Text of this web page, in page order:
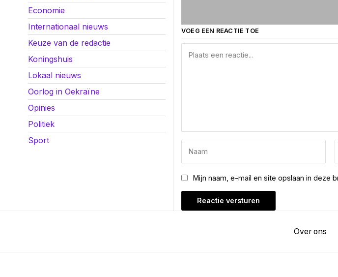
VOEG EEN REACTIE TOE
Mijn naam, e-mail en site opslaan in deze
Economie
Internationaal nieuws
Keuze van de redactie
Koningshuis
Lokaal nieuws
Oorlog in Oekraïne
Opinies
Politiek
Sport
Over ons